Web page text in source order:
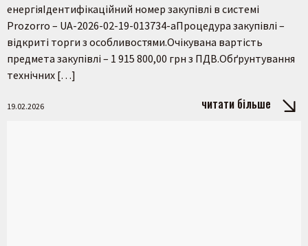
енергіяІдентифікаційний номер закупівлі в системі
Prozorro – UA-2026-02-19-013734-aПроцедура закупівлі –
відкриті торги з особливостями.Очікувана вартість
предмета закупівлі – 1 915 800,00 грн з ПДВ.Обґрунтування
технічних […]
19.02.2026 читати більше